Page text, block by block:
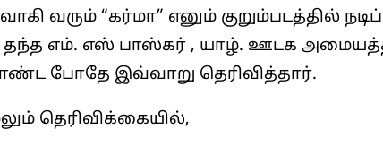
வரும் “கர்மா” எனும் குறும்படத்தில்
எம். எஸ் பாஸ்கர் , யாழ். ஊடக
போதே இவ்வாறு தெரிவித்தார்.
தெரிவிக்கையில்,